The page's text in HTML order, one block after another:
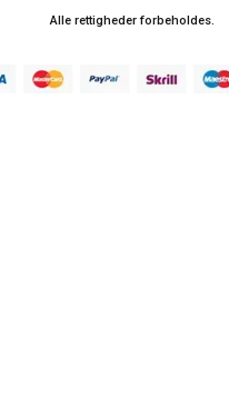
Alle rettigheder forbeholdes.